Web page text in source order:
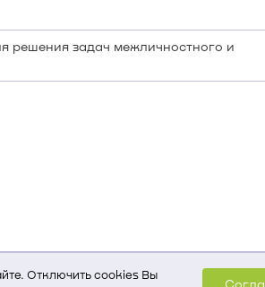
Отключить cookies Вы
решения задач межличностного и